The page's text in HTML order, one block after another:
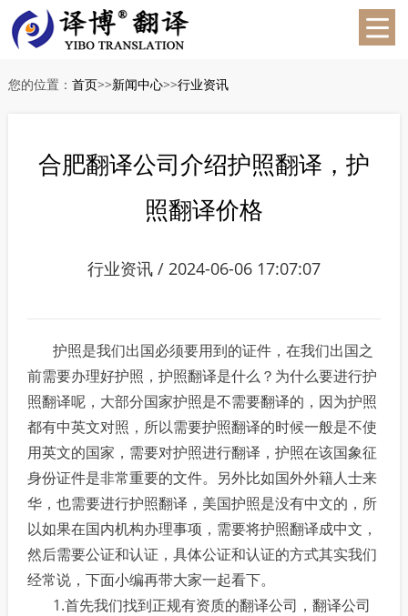
您的位置： 首页>>新闻中心>>行业资讯
合肥翻译公司介绍护照翻译，护
照翻译价格
行业资讯 / 2024-06-06 17:07:07
护照是我们出国必须要用到的证件，在我们出国之
前需要办理好护照，护照翻译是什么？为什么要进行护
照翻译呢，大部分国家护照是不需要翻译的，因为护照
都有中英文对照，所以需要护照翻译的时候一般是不使
用英文的国家，需要对护照进行翻译，护照在该国象征
身份证件是非常重要的文件。另外比如国外外籍人士来
华，也需要进行护照翻译，美国护照是没有中文的，所
以如果在国内机构办理事项，需要将护照翻译成中文，
然后需要公证和认证，具体公证和认证的方式其实我们
经常说，下面小编再带大家一起看下。
1.首先我们找到正规有资质的翻译公司，翻译公司